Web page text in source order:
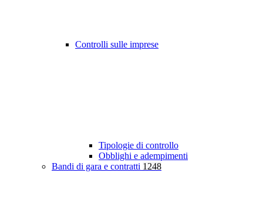
Controlli sulle imprese
Tipologie di controllo
Obblighi e adempimenti
Bandi di gara e contratti 1248